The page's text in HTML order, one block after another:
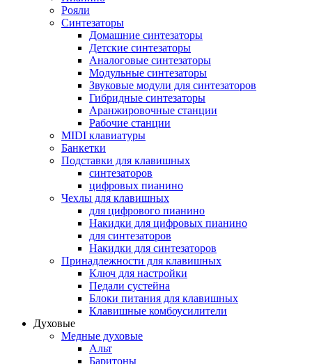
Рояли
Синтезаторы
Домашние синтезаторы
Детские синтезаторы
Аналоговые синтезаторы
Модульные синтезаторы
Звуковые модули для синтезаторов
Гибридные синтезаторы
Аранжировочные станции
Рабочие станции
MIDI клавиатуры
Банкетки
Подставки для клавишных
синтезаторов
цифровых пианино
Чехлы для клавишных
для цифрового пианино
Накидки для цифровых пианино
для синтезаторов
Накидки для синтезаторов
Принадлежности для клавишных
Ключ для настройки
Педали сустейна
Блоки питания для клавишных
Клавишные комбоусилители
Духовые
Медные духовые
Альт
Баритоны